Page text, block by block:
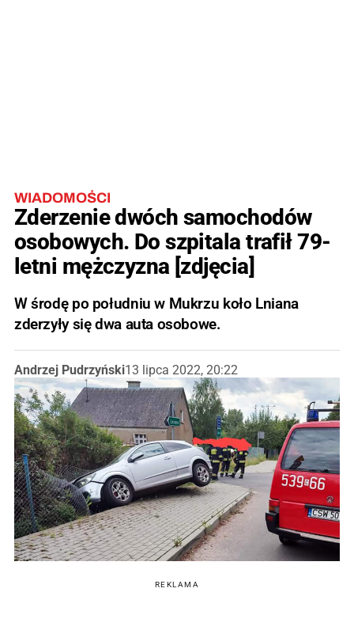
WIADOMOŚCI
Zderzenie dwóch samochodów
osobowych. Do szpitala trafił 79-
letni mężczyzna [zdjęcia]
W środę po południu w Mukrzu koło Lniana
zderzyły się dwa auta osobowe.
Andrzej Pudrzyński13 lipca 2022, 20:22
REKLAMA